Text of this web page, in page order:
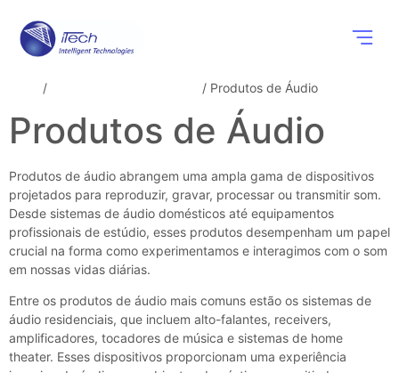
/ / Produtos de Áudio
Produtos de Áudio
Produtos de áudio abrangem uma ampla gama de dispositivos
projetados para reproduzir, gravar, processar ou transmitir som.
Desde sistemas de áudio domésticos até equipamentos
profissionais de estúdio, esses produtos desempenham um papel
crucial na forma como experimentamos e interagimos com o som
em nossas vidas diárias.
Entre os produtos de áudio mais comuns estão os sistemas de
áudio residenciais, que incluem alto-falantes, receivers,
amplificadores, tocadores de música e sistemas de home
theater. Esses dispositivos proporcionam uma experiência